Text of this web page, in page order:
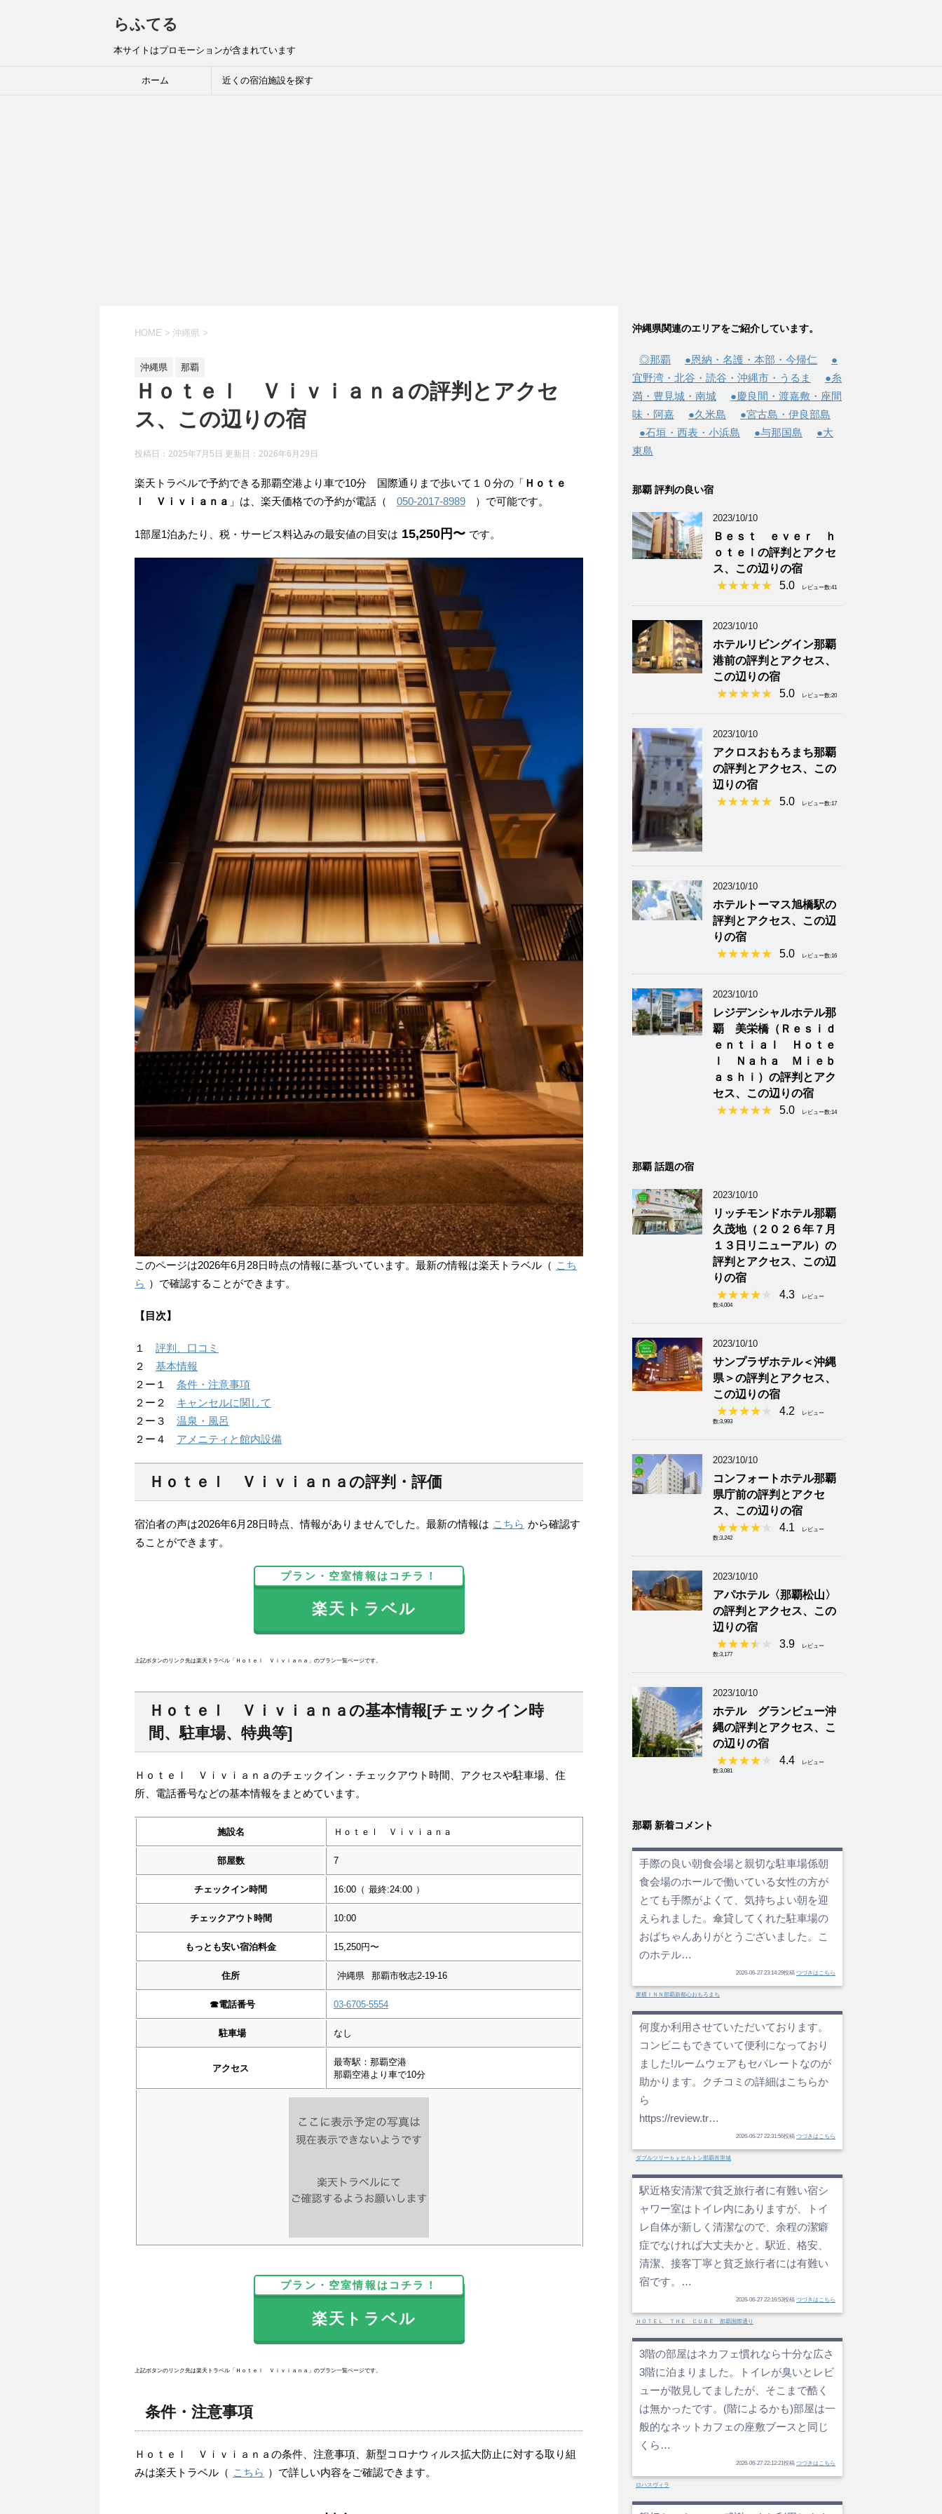
らふてる
本サイトはプロモーションが含まれています
ホーム 近くの宿泊施設を探す
HOME > 沖縄県 >
沖縄県 那覇
Ｈｏｔｅｌ Ｖｉｖｉａｎａの評判とアクセ
ス、この辺りの宿
投稿日：2025年7月5日 更新日： 2026年6月29日
楽天トラベルで予約できる那覇空港より車で10分 国際通りまで歩いて１０分の「 Ｈｏｔｅ
ｌ Ｖｉｖｉａｎａ 」は、楽天価格での予約が電話（ 050-2017-8989 ）で可能です。
1部屋1泊あたり、税・サービス料込みの最安値の目安は 15,250円〜 です。
このページは2026年6月28日時点の情報に基づいています。最新の情報は楽天トラベル（ こち
ら ）で確認することができます。
【目次】
１ 評判、口コミ
２ 基本情報
２ー１ 条件・注意事項
２ー２ キャンセルに関して
２ー３ 温泉・風呂
２ー４ アメニティと館内設備
Ｈｏｔｅｌ Ｖｉｖｉａｎａの評判・評価
宿泊者の声は2026年6月28日時点、情報がありませんでした。最新の情報は こちら から確認す
ることができます。
プラン・空室情報はコチラ！
楽天トラベル
上記ボタンのリンク先は楽天トラベル「Ｈｏｔｅｌ Ｖｉｖｉａｎａ」のプラン一覧ページです。
Ｈｏｔｅｌ Ｖｉｖｉａｎａの基本情報[チェックイン時
間、駐車場、特典等]
Ｈｏｔｅｌ Ｖｉｖｉａｎａのチェックイン・チェックアウト時間、アクセスや駐車場、住
所、電話番号などの基本情報をまとめています。
施設名 Ｈｏｔｅｌ Ｖｉｖｉａｎａ
部屋数 7
チェックイン時間 16:00 （ 最終:24:00 ）
チェックアウト時間 10:00
もっとも安い宿泊料金 15,250円〜
住所 沖縄県 那覇市牧志2-19-16
☎︎電話番号 03-6705-5554
駐車場 なし
アクセス
最寄駅：那覇空港
那覇空港より車で10分
プラン・空室情報はコチラ！
楽天トラベル
上記ボタンのリンク先は楽天トラベル「Ｈｏｔｅｌ Ｖｉｖｉａｎａ」のプラン一覧ページです。
条件・注意事項
Ｈｏｔｅｌ Ｖｉｖｉａｎａの条件、注意事項、新型コロナウィルス拡大防止に対する取り組
みは楽天トラベル（ こちら ）で詳しい内容をご確認できます。
沖縄県関連のエリアをご紹介しています。
◎那覇 ●恩納・名護・本部・今帰仁
●
宜野湾・北谷・読谷・沖縄市・うるま
●糸
満・豊見城・南城
●慶良間・渡嘉敷・座間
味・阿嘉
●久米島
●宮古島・伊良部島
●石垣・西表・小浜島
●与那国島
●大
東島
那覇 評判の良い宿
2023/10/10
Ｂｅｓｔ ｅｖｅｒ ｈ
ｏｔｅｌの評判とアクセ
ス、この辺りの宿
5.0
レビュー数:41
2023/10/10
ホテルリビングイン那覇
港前の評判とアクセス、
この辺りの宿
5.0
レビュー数:20
2023/10/10
アクロスおもろまち那覇
の評判とアクセス、この
辺りの宿
5.0
レビュー数:17
2023/10/10
ホテルトーマス旭橋駅の
評判とアクセス、この辺
りの宿
5.0
レビュー数:16
2023/10/10
レジデンシャルホテル那
覇 美栄橋（Ｒｅｓｉｄ
ｅｎｔｉａｌ Ｈｏｔｅ
ｌ Ｎａｈａ Ｍｉｅｂ
ａｓｈｉ）の評判とアク
セス、この辺りの宿
5.0
レビュー数:14
那覇 話題の宿
2023/10/10
リッチモンドホテル那覇
久茂地（２０２６年７月
１３日リニューアル）の
評判とアクセス、この辺
りの宿
4.3
レビュー
数:4,004
2023/10/10
サンプラザホテル＜沖縄
県＞の評判とアクセス、
この辺りの宿
4.2
レビュー
数:3,993
2023/10/10
コンフォートホテル那覇
県庁前の評判とアクセ
ス、この辺りの宿
4.1
レビュー
数:3,242
2023/10/10
アパホテル〈那覇松山〉
の評判とアクセス、この
辺りの宿
3.9
レビュー
数:3,177
2023/10/10
ホテル グランビュー沖
縄の評判とアクセス、こ
の辺りの宿
4.4
レビュー
数:3,081
那覇 新着コメント
手際の良い朝食会場と親切な駐車場係朝
食会場のホールで働いている女性の方が
とても手際がよくて、気持ちよい朝を迎
えられました。傘貸してくれた駐車場の
おばちゃんありがとうございました。こ
のホテル…
2026-06-27 23:14:29投稿 つづきはこちら
東横ＩＮＮ那覇新都心おもろまち
何度か利用させていただいております。
コンビニもできていて便利になっており
ました!ルームウェアもセパレートなのが
助かります。クチコミの詳細はこちらか
ら
https://review.tr…
2026-06-27 22:31:56投稿 つづきはこちら
ダブルツリーｂｙヒルトン那覇首里城
駅近格安清潔で貧乏旅行者に有難い宿シ
ャワー室はトイレ内にありますが、トイ
レ自体が新しく清潔なので、余程の潔癖
症でなければ大丈夫かと。駅近、格安、
清潔、接客丁寧と貧乏旅行者には有難い
宿です。…
2026-06-27 22:16:53投稿 つづきはこちら
ＨＯＴＥＬ ＴＨＥ ＣＵＢＥ 那覇国際通り
3階の部屋はネカフェ慣れなら十分な広さ
3階に泊まりました。トイレが臭いとレビ
ューが散見してましたが、そこまで酷く
は無かったです。(階によるかも)部屋は一
般的なネットカフェの座敷ブースと同じ
くら…
2026-06-27 22:12:21投稿 つづきはこちら
ロハスヴィラ